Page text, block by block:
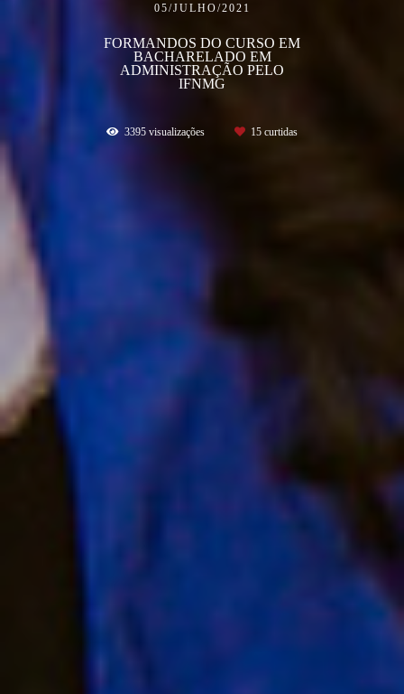
05/JULHO/2021
FORMANDOS DO CURSO EM
BACHARELADO EM
ADMINISTRAÇÃO PELO
IFNMG
3395 visualizações 15 curtidas